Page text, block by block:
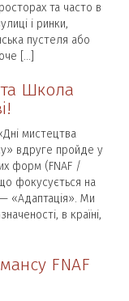
та часто в
і ринки,
пустеля або
[…]
Школа
мистецтва
вдруге пройде у
форм (FNAF /
фокусується на
— «Адаптація». Ми
в країні,
FNAF